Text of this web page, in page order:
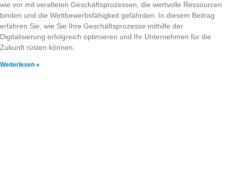
wie vor mit veralteten Geschäftsprozessen, die wertvolle Ressourcen
binden und die Wettbewerbsfähigkeit gefährden. In diesem Beitrag
erfahren Sie, wie Sie Ihre Geschäftsprozesse mithilfe der
Digitalisierung erfolgreich optimieren und Ihr Unternehmen für die
Zukunft rüsten können.
Weiterlesen »